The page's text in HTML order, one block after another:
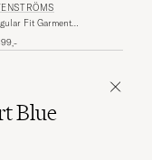
Fit Garment
Blue